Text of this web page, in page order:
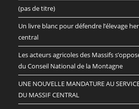
(pas de titre)
Un livre blanc pour défendre l’élevage
central
Les acteurs agricoles des Massifs
du Conseil National de la Montagne
UNE NOUVELLE MANDATURE AU
DU MASSIF CENTRAL